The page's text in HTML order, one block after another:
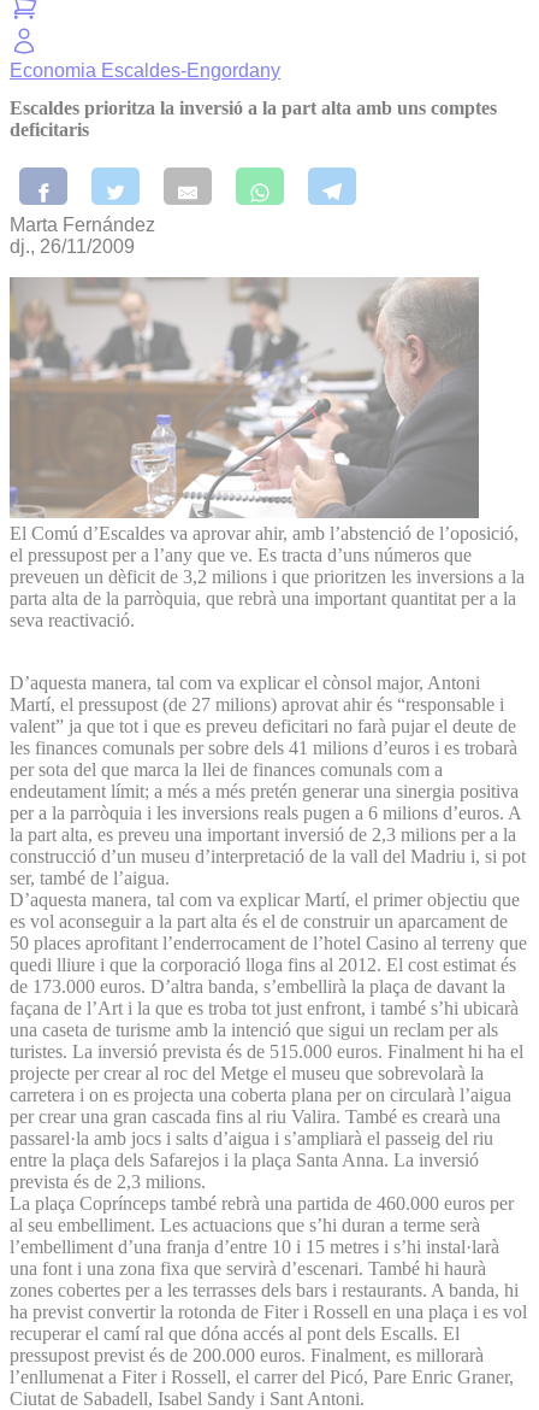
Economia Escaldes-Engordany
Escaldes prioritza la inversió a la part alta amb uns comptes
deficitaris
Marta Fernández
dj., 26/11/2009
El Comú d’Escaldes va aprovar ahir, amb l’abstenció de l’oposició,
el pressupost per a l’any que ve. Es tracta d’uns números que
preveuen un dèficit de 3,2 milions i que prioritzen les inversions a la
parta alta de la parròquia, que rebrà una important quantitat per a la
seva reactivació.
D’aquesta manera, tal com va explicar el cònsol major, Antoni
Martí, el pressupost (de 27 milions) aprovat ahir és “responsable i
valent” ja que tot i que es preveu deficitari no farà pujar el deute de
les finances comunals per sobre dels 41 milions d’euros i es trobarà
per sota del que marca la llei de finances comunals com a
endeutament límit; a més a més pretén generar una sinergia positiva
per a la parròquia i les inversions reals pugen a 6 milions d’euros. A
la part alta, es preveu una important inversió de 2,3 milions per a la
construcció d’un museu d’interpretació de la vall del Madriu i, si pot
ser, també de l’aigua.
D’aquesta manera, tal com va explicar Martí, el primer objectiu que
es vol aconseguir a la part alta és el de construir un aparcament de
50 places aprofitant l’enderrocament de l’hotel Casino al terreny que
quedi lliure i que la corporació lloga fins al 2012. El cost estimat és
de 173.000 euros. D’altra banda, s’embellirà la plaça de davant la
façana de l’Art i la que es troba tot just enfront, i també s’hi ubicarà
una caseta de turisme amb la intenció que sigui un reclam per als
turistes. La inversió prevista és de 515.000 euros. Finalment hi ha el
projecte per crear al roc del Metge el museu que sobrevolarà la
carretera i on es projecta una coberta plana per on circularà l’aigua
per crear una gran cascada fins al riu Valira. També es crearà una
passarel·la amb jocs i salts d’aigua i s’ampliarà el passeig del riu
entre la plaça dels Safarejos i la plaça Santa Anna. La inversió
prevista és de 2,3 milions.
La plaça Coprínceps també rebrà una partida de 460.000 euros per
al seu embelliment. Les actuacions que s’hi duran a terme serà
l’embelliment d’una franja d’entre 10 i 15 metres i s’hi instal·larà
una font i una zona fixa que servirà d’escenari. També hi haurà
zones cobertes per a les terrasses dels bars i restaurants. A banda, hi
ha previst convertir la rotonda de Fiter i Rossell en una plaça i es vol
recuperar el camí ral que dóna accés al pont dels Escalls. El
pressupost previst és de 200.000 euros. Finalment, es millorarà
l’enllumenat a Fiter i Rossell, el carrer del Picó, Pare Enric Graner,
Ciutat de Sabadell, Isabel Sandy i Sant Antoni.